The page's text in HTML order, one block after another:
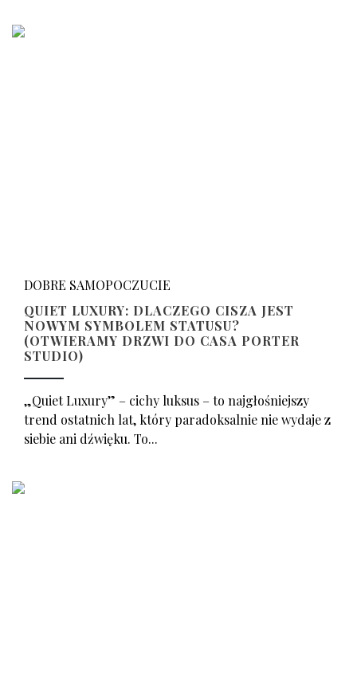
DOBRE SAMOPOCZUCIE
QUIET LUXURY: DLACZEGO CISZA JEST
NOWYM SYMBOLEM STATUSU?
(OTWIERAMY DRZWI DO CASA PORTER
STUDIO)
„Quiet Luxury” – cichy luksus – to najgłośniejszy
trend ostatnich lat, który paradoksalnie nie wydaje z
siebie ani dźwięku. To...